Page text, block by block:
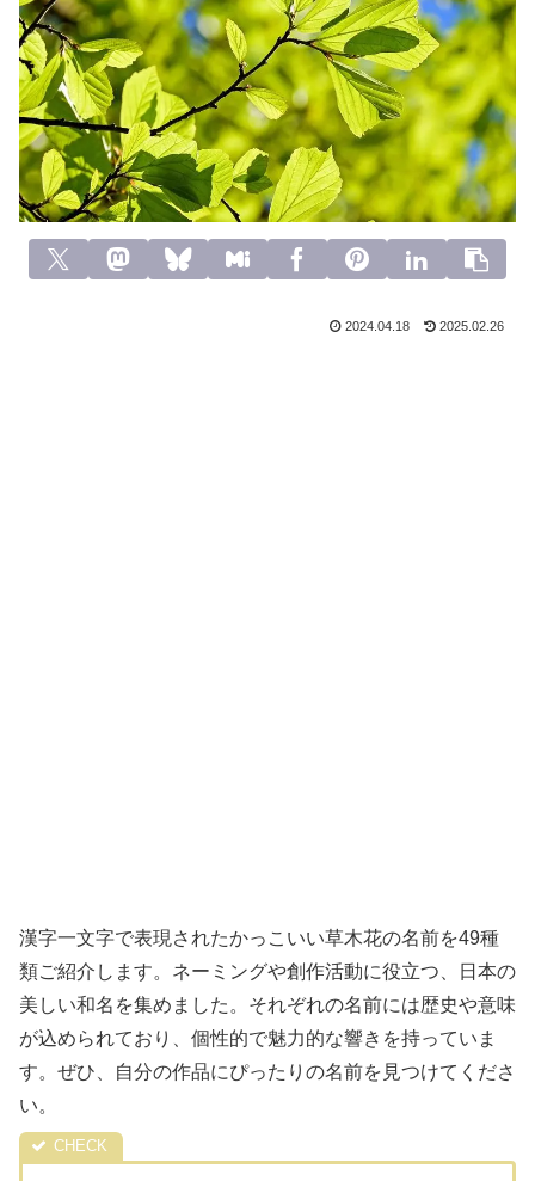
2024.04.18 2025.02.26
漢字一文字で表現されたかっこいい草木花の名前を49種
類ご紹介します。ネーミングや創作活動に役立つ、日本の
美しい和名を集めました。それぞれの名前には歴史や意味
が込められており、個性的で魅力的な響きを持っていま
す。ぜひ、自分の作品にぴったりの名前を見つけてくださ
い。